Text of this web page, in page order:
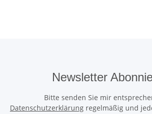
Newsletter
Bitte senden Sie mir
Datenschutzerklärung regelmäßig und